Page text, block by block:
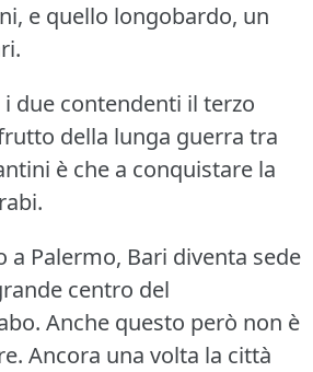
e quello longobardo, un
due contendenti il terzo
della lunga guerra tra
è che a conquistare la
a Palermo, Bari diventa sede
centro del
Anche questo però non è
Ancora una volta la città